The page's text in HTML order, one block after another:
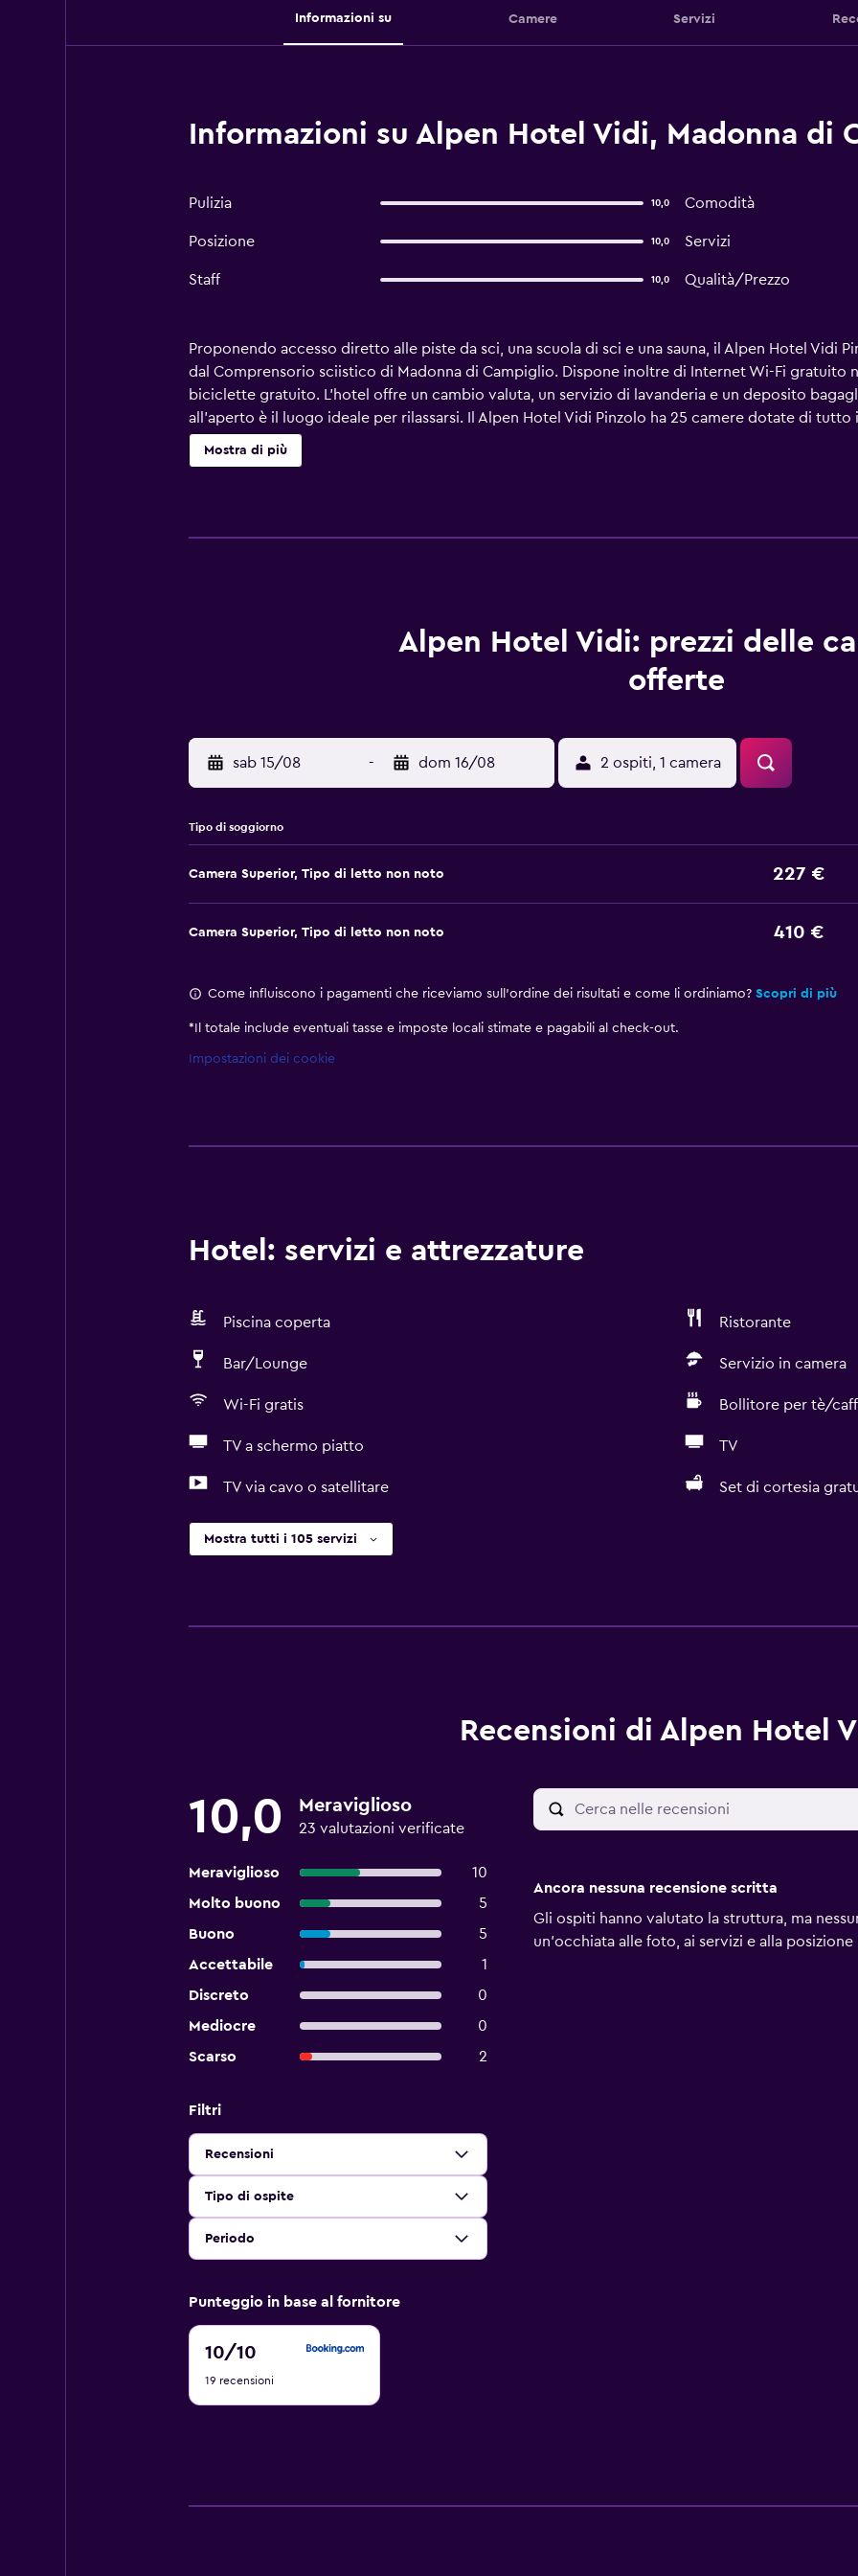
Informazioni su Camere Servizi
Informazioni su Alpen Hotel Vidi, Madonna di
Pulizia 10,0 Comodità
Posizione 10,0 Servizi
Staff 10,0 Qualità/Prezzo
Proponendo accesso diretto alle piste da sci, una scuola di sci e una sauna, il Alpen Hotel Vidi
dal Comprensorio sciistico di Madonna di Campiglio. Dispone inoltre di Internet Wi-Fi gratuito
biciclette gratuito. L'hotel offre un cambio valuta, un servizio di lavanderia e un deposito
all'aperto è il luogo ideale per rilassarsi. Il Alpen Hotel Vidi Pinzolo ha 25 camere dotate di tutto
piacevole. Hanno inoltre canali via cavo/satellitari e una doccia. Ci sono numerosi ristoranti e
distanza in auto. Confina inoltre con Parco Naturale Adamello Brenta.
Mostra di più
Alpen Hotel Vidi: prezzi delle
offerte
sab 15/08 - dom 16/08 2 ospiti, 1 camera
Tipo di soggiorno
Camera Superior, Tipo di letto non noto 227 €
Camera Superior, Tipo di letto non noto 410 €
Come influiscono i pagamenti che riceviamo sull'ordine dei risultati e come li ordiniamo? Scopri di più
* Il totale include eventuali tasse e imposte locali stimate e pagabili al check-out.
Impostazioni dei cookie
Hotel: servizi e attrezzature
Piscina coperta Ristorante
Bar/Lounge Servizio in camera
Wi-Fi gratis Bollitore per tè/
TV a schermo piatto TV
TV via cavo o satellitare Set di cortesia
Mostra tutti i 105 servizi
Recensioni di Alpen Hotel
10,0 Meraviglioso
23 valutazioni verificate
Meraviglioso
10
Molto buono
5
Buono
5
Accettabile
1
Discreto
0
Mediocre
0
Scarso
2
Filtri
Recensioni
Tipo di ospite
Periodo
Punteggio in base al fornitore
10/10
10
10
19 recensioni
Ancora nessuna recensione scritta
Gli ospiti hanno valutato la struttura, ma
un'occhiata alle foto, ai servizi e alla